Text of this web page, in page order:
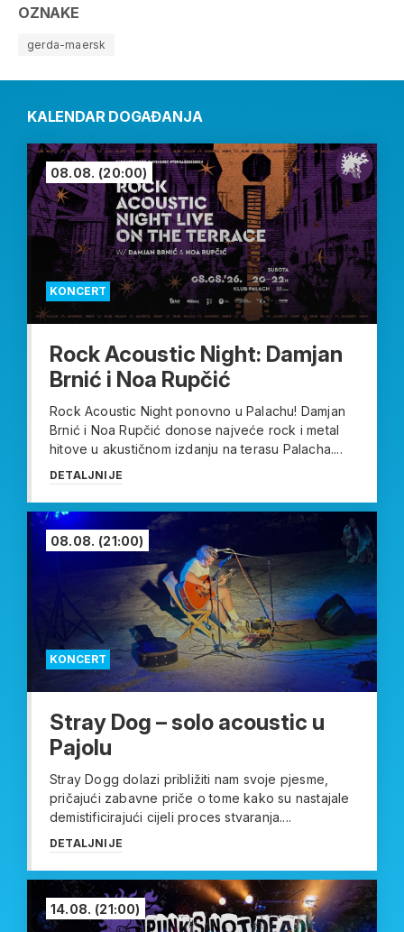
OZNAKE
gerda-maersk
KALENDAR DOGAĐANJA
KONCERT
08.08. (20:00)
Rock Acoustic Night: Damjan
Brnić i Noa Rupčić
Rock Acoustic Night ponovno u Palachu! Damjan
Brnić i Noa Rupčić donose najveće rock i metal
hitove u akustičnom izdanju na terasu Palacha....
DETALJNIJE
KONCERT
08.08. (21:00)
Stray Dog – solo acoustic u
Pajolu
Stray Dogg dolazi približiti nam svoje pjesme,
pričajući zabavne priče o tome kako su nastajale
demistificirajući cijeli proces stvaranja....
DETALJNIJE
14.08. (21:00)